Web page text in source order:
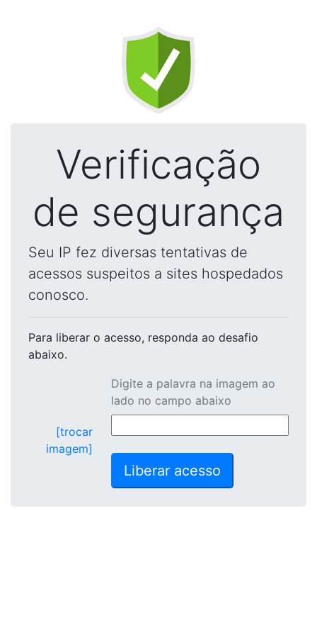
Verificação
de segurança
Seu IP fez diversas tentativas de
acessos suspeitos a sites hospedados
conosco.
Para liberar o acesso, responda ao desafio
abaixo.
[trocar
imagem]
Digite a palavra na imagem ao
lado no campo abaixo